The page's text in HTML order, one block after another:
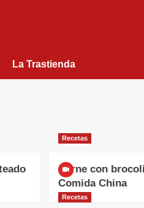
La Trastienda
Recetas
Carne con
Comida China
Recetas